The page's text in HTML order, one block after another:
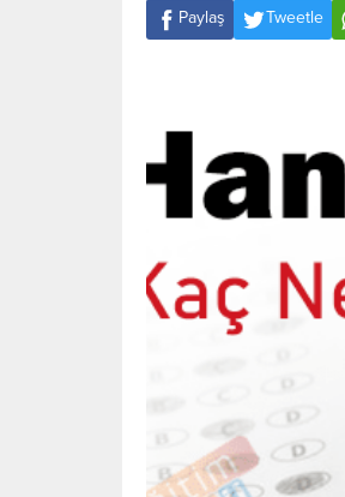
Paylaş Tweetle